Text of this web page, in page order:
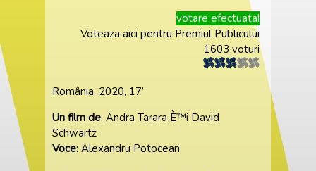
votare efectuata!
Voteaza aici pentru Premiul Publicului
1603 voturi
România, 2020, 17’
Un film de: Andra Tarara È™i David
Schwartz
Voce: Alexandru Potocean